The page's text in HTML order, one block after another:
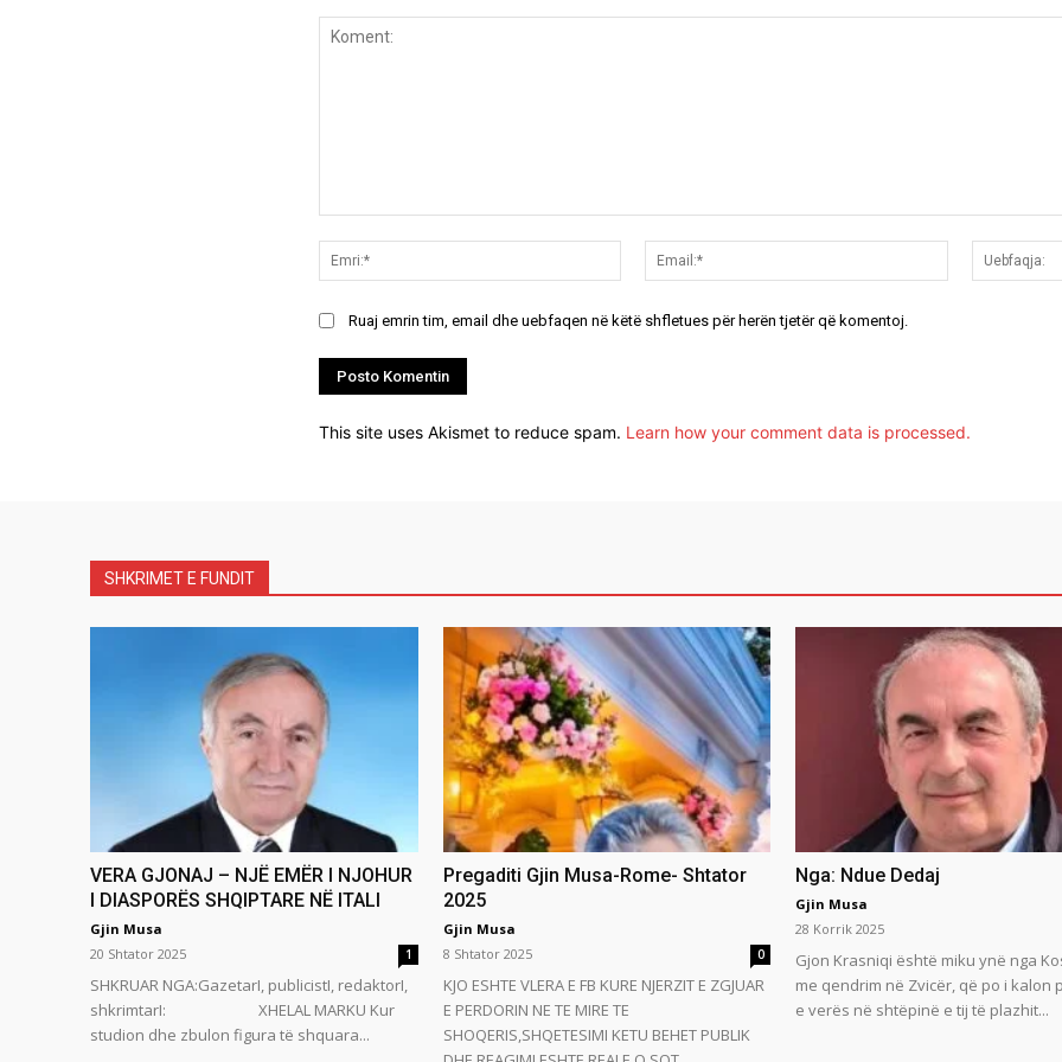
Emri:*
Email:*
Ruaj emrin tim, email dhe uebfaqen në këtë shfletues për herën tjetër që komentoj.
This site uses Akismet to reduce spam. Learn how your comment data is processed.
SHKRIMET E FUNDIT
VERA GJONAJ – NJË EMËR I NJOHUR
I DIASPORËS SHQIPTARE NË ITALI
Gjin Musa
20 Shtator 2025
1
SHKRUAR NGA:GazetarI, publicistI, redaktorI,
shkrimtarI: XHELAL MARKU Kur
studion dhe zbulon figura të shquara...
Pregaditi Gjin Musa-Rome- Shtator
2025
Gjin Musa
8 Shtator 2025
0
KJO ESHTE VLERA E FB KURE NJERZIT E ZGJUAR
E PERDORIN NE TE MIRE TE
SHOQERIS,SHQETESIMI KETU BEHET PUBLIK
Nga: Ndue Dedaj
Gjin Musa
28 Korrik 2025
Gjon Krasniqi është miku ynë nga
me qendrim në Zvicër, që po i kalon
e verës në shtëpinë e tij të plazhit...